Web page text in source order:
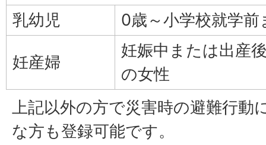
乳幼児
0歳～小学校就学前
妊産婦
妊娠中または出産
の女性
上記以外の方で災害時の避難行動
な方も登録可能です。